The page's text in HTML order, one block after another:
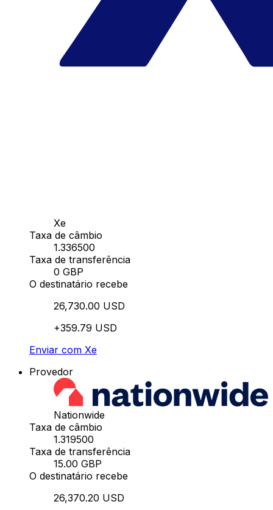
Xe
Taxa de câmbio
1.336500
Taxa de transferência
0 GBP
O destinatário recebe
26,730.00 USD
+359.79 USD
Enviar com Xe
Provedor
Nationwide
Taxa de câmbio
1.319500
Taxa de transferência
15.00 GBP
O destinatário recebe
26,370.20 USD